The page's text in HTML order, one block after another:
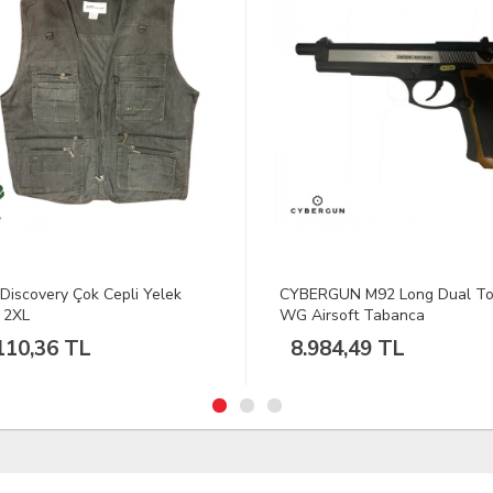
M92 Long Dual Tone
Tabanca
TL
DFT Star Light Şamandıra 421
gr 1/10
564,33 TL